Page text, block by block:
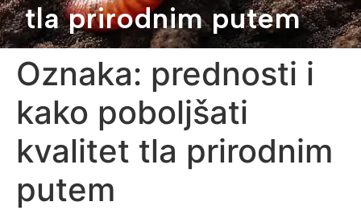
tla prirodnim putem
Oznaka: prednosti i
kako poboljšati
kvalitet tla prirodnim
putem